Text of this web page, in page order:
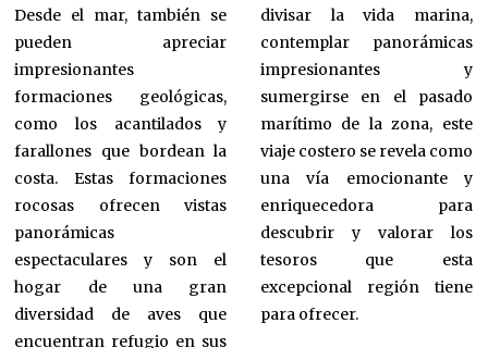
Desde el mar, también se
pueden apreciar
impresionantes
formaciones geológicas,
como los acantilados y
farallones que bordean la
costa. Estas formaciones
rocosas ofrecen vistas
panorámicas
espectaculares y son el
hogar de una gran
diversidad de aves que
encuentran refugio en sus
divisar la vida marina,
contemplar panorámicas
impresionantes y
sumergirse en el pasado
marítimo de la zona, este
viaje costero se revela como
una vía emocionante y
enriquecedora para
descubrir y valorar los
tesoros que esta
excepcional región tiene
para ofrecer.